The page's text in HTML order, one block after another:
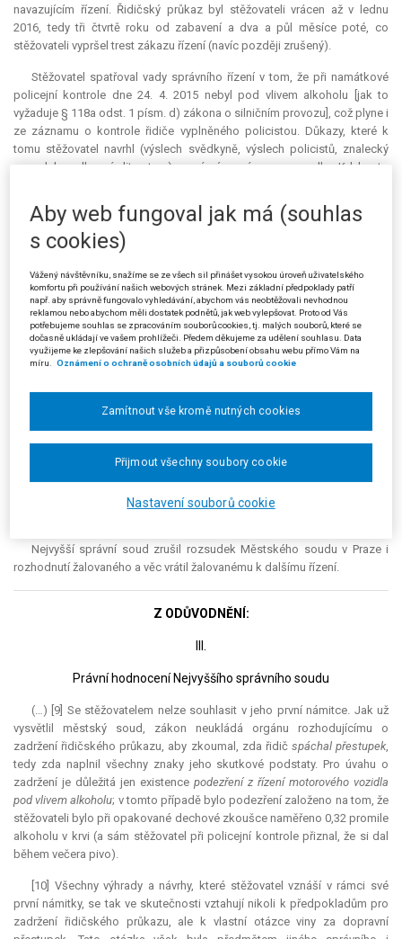
navazujícím řízení. Řidičský průkaz byl stěžovateli vrácen až v lednu
2016, tedy tři čtvrtě roku od zabavení a dva a půl měsíce poté, co
stěžovateli vypršel trest zákazu řízení (navíc později zrušený).
Stěžovatel spatřoval vady správního řízení v tom, že při namátkové
policejní kontrole dne 24. 4. 2015 nebyl pod vlivem alkoholu [jak to
vyžaduje § 118a odst. 1 písm. d) zákona o silničním provozu], což plyne i
ze záznamu o kontrole řidiče vyplněného policistou. Důkazy, které k
tomu stěžovatel navrhl (výslech svědkyně, výslech policistů, znalecký
posudek, odborná literatura), správní orgány neprovedly. Kdyby to
nebyl dán. Pro tuto vadu zrušil městský soud rozhodnutí o přestupku;
bylo by nelogické, aby totožná procesní práva zůstala bez ochrany v
řízení o zadržení řidičského průkazu, které je faktickým dopadem pro
Stěžovatel nesouhlasil ani s tím, jak městský soud posoudil spornou
právní otázku. Ustanovení, která upravují jednak faktické (předběžné)
zadržení řidičského průkazu, jednak navazující rozhodnutí o zadržení (§
118b a § 118c zákona o silničním provozu), lze vykládat dvojím
způsobem: buď tak, že rozhodnout o zadržení (tedy uložit zákaz
obviněného není společensky nebezpečné a o přestupek zjevně
nepůjde (a řidiče pak bude nutno odškodnit, jak se děje i v této věci),
nebo tak, že výrazlze rozhodnoutumožňuje užít správního uvážení, tedy
zájmů společnosti, resp. proporční k zásahu do práv řidiče. Pouze tento
druhý výklad je podle stěžovatele ústavně konformní.
Nejvyšší správní soud zrušil rozsudek Městského soudu v Praze i
rozhodnutí žalovaného a věc vrátil žalovanému k dalšímu řízení.
Z ODŮVODNĚNÍ:
III.
Právní hodnocení Nejvyššího správního soudu
(…) [9] Se stěžovatelem nelze souhlasit v jeho první námitce. Jak už
vysvětlil městský soud, zákon neukládá orgánu rozhodujícímu o
zadržení řidičského průkazu, aby zkoumal, zda řidič spáchal přestupek,
tedy zda naplnil všechny znaky jeho skutkové podstaty. Pro úvahu o
zadržení je důležitá jen existence podezření z řízení motorového vozidla
pod vlivem alkoholu; v tomto případě bylo podezření založeno na tom, že
stěžovateli bylo při opakované dechové zkoušce naměřeno 0,32 promile
alkoholu v krvi (a sám stěžovatel při policejní kontrole přiznal, že si dal
během večera pivo).
[10] Všechny výhrady a návrhy, které stěžovatel vznáší v rámci své
první námitky, se tak ve skutečnosti vztahují nikoli k předpokladům pro
zadržení řidičského průkazu, ale k vlastní otázce viny za dopravní
Aby web fungoval jak má (souhlas
s cookies)
Vážený návštěvníku, snažíme se ze všech sil přinášet vysokou úroveň uživatelského
komfortu při používání našich webových stránek. Mezi základní předpoklady patří
např. aby správně fungovalo vyhledávání, abychom vás neobtěžovali nevhodnou
reklamou nebo abychom měli dostatek podnětů, jak web vylepšovat. Proto od Vás
potřebujeme souhlas se zpracováním souborů cookies, tj. malých souborů, které se
dočasně ukládají ve vašem prohlížeči. Předem děkujeme za udělení souhlasu. Data
využijeme ke zlepšování našich služeb a přizpůsobení obsahu webu přímo Vám na
míru. Oznámení o ochraně osobních údajů a souborů cookie
Nastavení souborů cookie
Zamítnout vše kromě nutných cookies
Přijmout všechny soubory cookie